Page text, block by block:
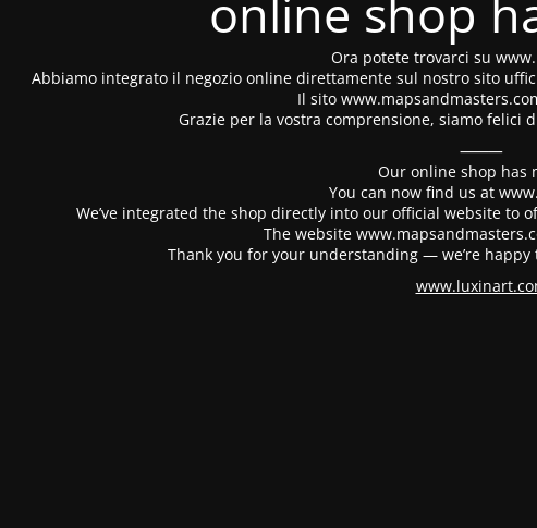
Ora potete trovarci su
Abbiamo integrato il negozio online direttamente sul nostro sito
Il sito
Grazie per la vostra comprensione, siamo felici
⸻
Our online shop has
You can now find us at
We’ve integrated the shop directly into our official website to
The website
Thank you for your understanding — we’re